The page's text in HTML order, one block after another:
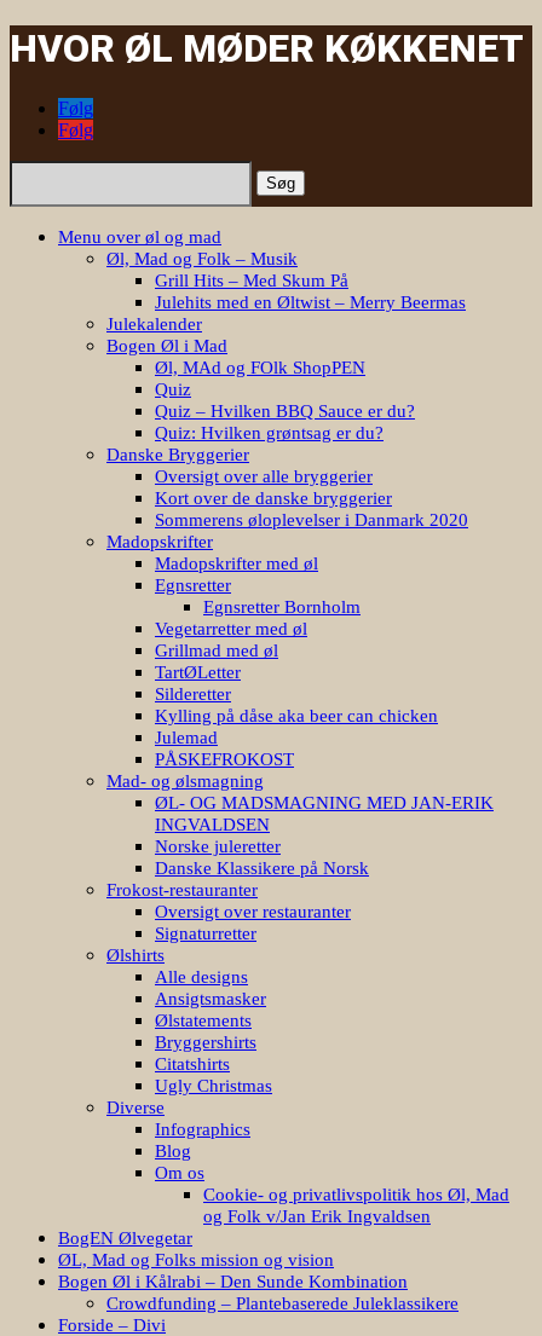
HVOR ØL MØDER KØKKENET
Følg
Følg
Søg
Menu over øl og mad
Øl, Mad og Folk – Musik
Grill Hits – Med Skum På
Julehits med en Øltwist – Merry Beermas
Julekalender
Bogen Øl i Mad
Øl, MAd og FOlk ShopPEN
Quiz
Quiz – Hvilken BBQ Sauce er du?
Quiz: Hvilken grøntsag er du?
Danske Bryggerier
Oversigt over alle bryggerier
Kort over de danske bryggerier
Sommerens øloplevelser i Danmark 2020
Madopskrifter
Madopskrifter med øl
Egnsretter
Egnsretter Bornholm
Vegetarretter med øl
Grillmad med øl
TartØLetter
Silderetter
Kylling på dåse aka beer can chicken
Julemad
PÅSKEFROKOST
Mad- og ølsmagning
ØL- OG MADSMAGNING MED JAN-ERIK
INGVALDSEN
Norske juleretter
Danske Klassikere på Norsk
Frokost-restauranter
Oversigt over restauranter
Signaturretter
Ølshirts
Alle designs
Ansigtsmasker
Ølstatements
Bryggershirts
Citatshirts
Ugly Christmas
Diverse
Infographics
Blog
Om os
Cookie- og privatlivspolitik hos Øl, Mad
og Folk v/Jan Erik Ingvaldsen
BogEN Ølvegetar
ØL, Mad og Folks mission og vision
Bogen Øl i Kålrabi – Den Sunde Kombination
Crowdfunding – Plantebaserede Juleklassikere
Forside – Divi